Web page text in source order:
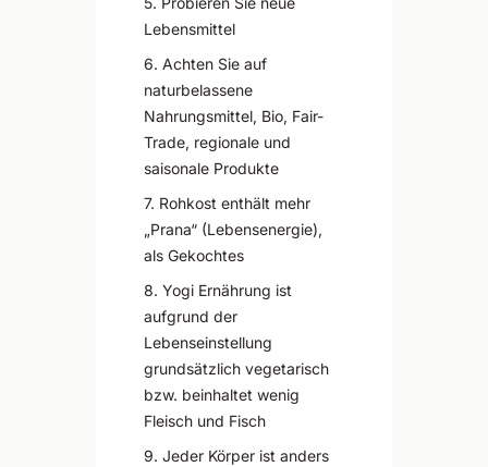
Lebensmittel
6. Achten Sie auf
naturbelassene
Nahrungsmittel, Bio, Fair-
Trade, regionale und
saisonale Produkte
7. Rohkost enthält mehr
„Prana“ (Lebensenergie),
als Gekochtes
8. Yogi Ernährung ist
aufgrund der
Lebenseinstellung
grundsätzlich vegetarisch
bzw. beinhaltet wenig
Fleisch und Fisch
9. Jeder Körper ist anders